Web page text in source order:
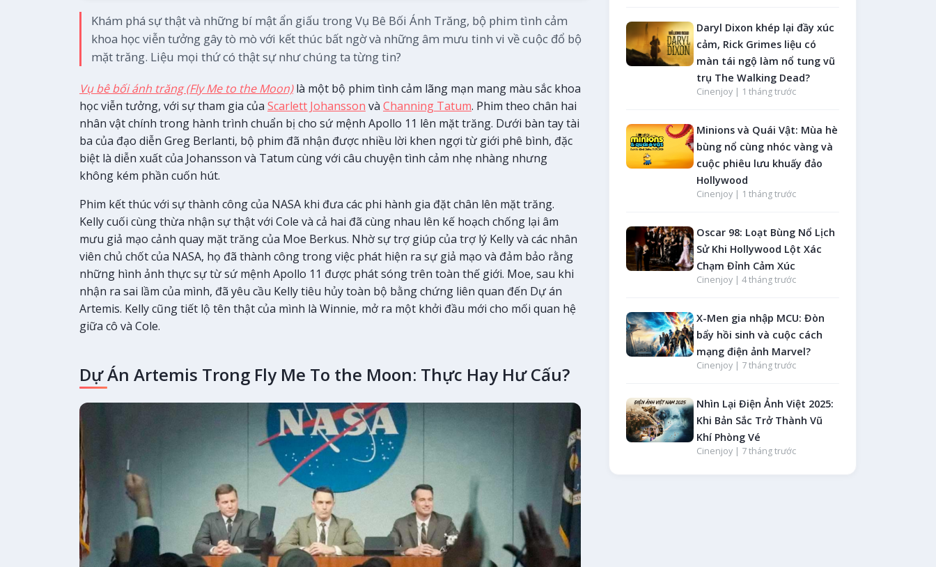
Khám phá sự thật và những bí mật ẩn giấu trong Vụ Bê Bối Ánh Trăng, bộ phim tình cảm
khoa học viễn tưởng gây tò mò với kết thúc bất ngờ và những âm mưu tinh vi về cuộc đổ bộ
mặt trăng. Liệu mọi thứ có thật sự như chúng ta từng tin?
Vụ bê bối ánh trăng (Fly Me to the Moon)là một bộ phim tình cảm lãng mạn mang màu sắc khoa
học viễn tưởng, với sự tham gia của Scarlett Johansson và Channing Tatum. Phim theo chân hai
nhân vật chính trong hành trình chuẩn bị cho sứ mệnh Apollo 11 lên mặt trăng. Dưới bàn tay tài
ba của đạo diễn Greg Berlanti, bộ phim đã nhận được nhiều lời khen ngợi từ giới phê bình, đặc
biệt là diễn xuất của Johansson và Tatum cùng với câu chuyện tình cảm nhẹ nhàng nhưng
không kém phần cuốn hút.
Phim kết thúc với sự thành công của NASA khi đưa các phi hành gia đặt chân lên mặt trăng.
Kelly cuối cùng thừa nhận sự thật với Cole và cả hai đã cùng nhau lên kế hoạch chống lại âm
mưu giả mạo cảnh quay mặt trăng của Moe Berkus. Nhờ sự trợ giúp của trợ lý Kelly và các nhân
viên chủ chốt của NASA, họ đã thành công trong việc phát hiện ra sự giả mạo và đảm bảo rằng
những hình ảnh thực sự từ sứ mệnh Apollo 11 được phát sóng trên toàn thế giới. Moe, sau khi
nhận ra sai lầm của mình, đã yêu cầu Kelly tiêu hủy toàn bộ bằng chứng liên quan đến Dự án
Artemis. Kelly cũng tiết lộ tên thật của mình là Winnie, mở ra một khởi đầu mới cho mối quan hệ
giữa cô và Cole.
Dự Án Artemis Trong Fly Me To the Moon: Thực Hay Hư Cấu?
Daryl Dixon khép lại đầy xúc
cảm, Rick Grimes liệu có
màn tái ngộ làm nổ tung vũ
trụ The Walking Dead?
Cinenjoy | 1 tháng trước
Minions và Quái Vật: Mùa hè
bùng nổ cùng nhóc vàng và
cuộc phiêu lưu khuấy đảo
Hollywood
Cinenjoy | 1 tháng trước
Oscar 98: Loạt Bùng Nổ Lịch
Sử Khi Hollywood Lột Xác
Chạm Đỉnh Cảm Xúc
Cinenjoy | 4 tháng trước
X-Men gia nhập MCU: Đòn
bẩy hồi sinh và cuộc cách
mạng điện ảnh Marvel?
Cinenjoy | 7 tháng trước
Nhìn Lại Điện Ảnh Việt 2025:
Khi Bản Sắc Trở Thành Vũ
Khí Phòng Vé
Cinenjoy | 7 tháng trước